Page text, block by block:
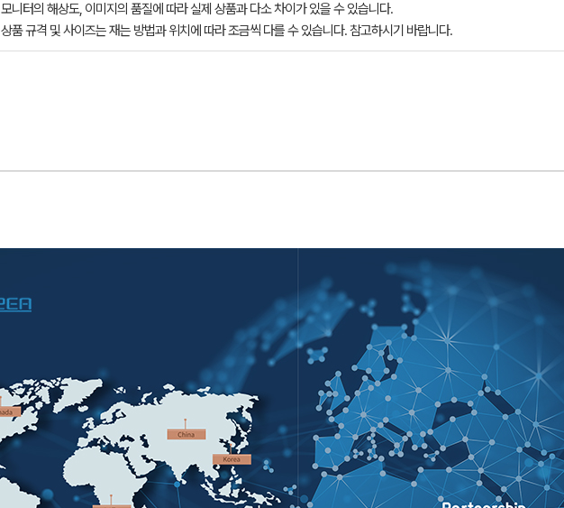
모니터의 해상도, 이미지의 품질에 따라 실제 상품과 다소 차이가 있을 수 있습니다.
상품 규격 및 사이즈는 재는 방법과 위치에 따라 조금씩 다를 수 있습니다. 참고하시기 바랍니다.